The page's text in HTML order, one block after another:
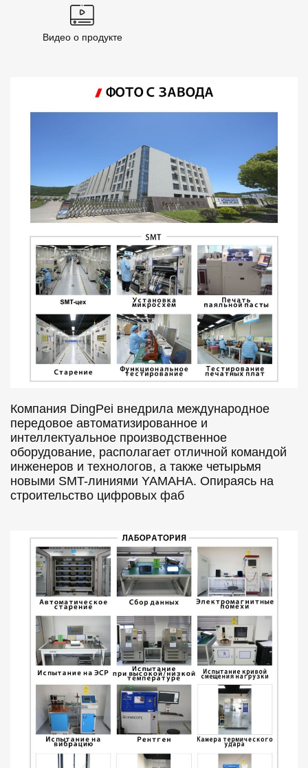
Видео о продукте
Компания DingPei внедрила международное
передовое автоматизированное и
интеллектуальное производственное
оборудование, располагает отличной командой
инженеров и технологов, а также четырьмя
новыми SMT-линиями YAMAHA. Опираясь на
строительство цифровых фаб